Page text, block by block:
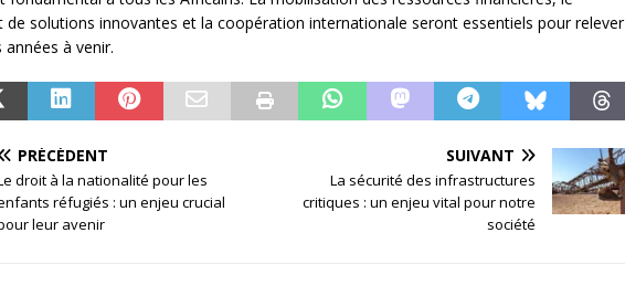
de solutions innovantes et la coopération internationale seront essentiels pour relever
à venir.
PRÉCÉDENT
droit à la nationalité pour les
réfugiés : un enjeu crucial
leur avenir
SUIVANT
La sécurité des infrastructures
critiques : un enjeu vital pour notre
société